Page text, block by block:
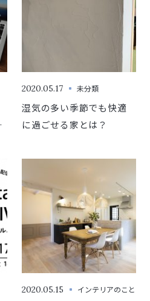
2020.05.17 未分類
湿気の多い季節でも快適
に過ごせる家とは？
2020.05.15 インテリアのこと